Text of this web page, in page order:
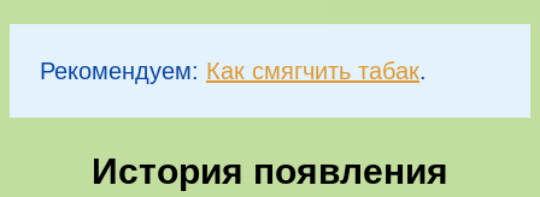
Рекомендуем: Как смягчить табак.
История появления